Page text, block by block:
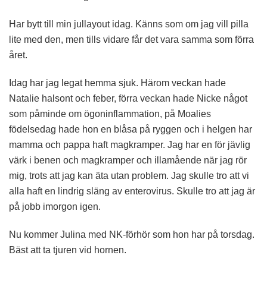
Har bytt till min jullayout idag. Känns som om jag vill pilla
lite med den, men tills vidare får det vara samma som förra
året.
Idag har jag legat hemma sjuk. Härom veckan hade
Natalie halsont och feber, förra veckan hade Nicke något
som påminde om ögoninflammation, på Moalies
födelsedag hade hon en blåsa på ryggen och i helgen har
mamma och pappa haft magkramper. Jag har en för jävlig
värk i benen och magkramper och illamående när jag rör
mig, trots att jag kan äta utan problem. Jag skulle tro att vi
alla haft en lindrig släng av enterovirus. Skulle tro att jag är
på jobb imorgon igen.
Nu kommer Julina med NK-förhör som hon har på torsdag.
Bäst att ta tjuren vid hornen.